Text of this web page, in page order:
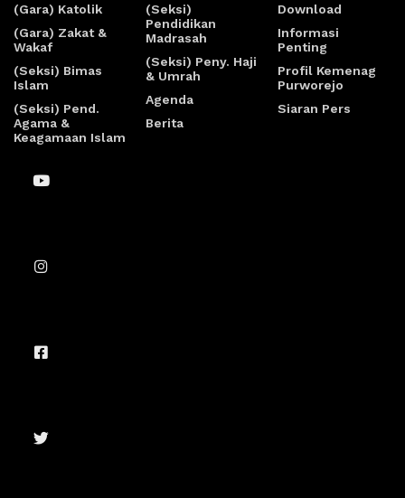
(Gara) Katolik
(Gara) Zakat &
Wakaf
(Seksi) Bimas
Islam
(Seksi) Pend.
Agama &
Keagamaan Islam
(Seksi)
Pendidikan
Madrasah
(Seksi) Peny. Haji
& Umrah
Agenda
Berita
Download
Informasi
Penting
Profil Kemenag
Purworejo
Siaran Pers